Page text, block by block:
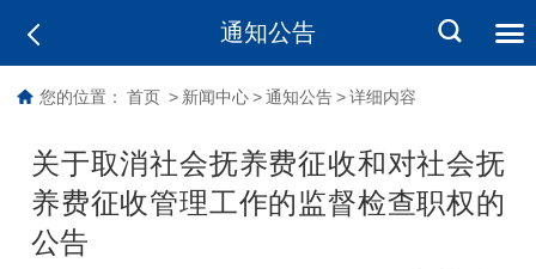
通知公告
您的位置： 首页 > 新闻中心 > 通知公告 > 详细内容
关于取消社会抚养费征收和对社会抚
养费征收管理工作的监督检查职权的
公告